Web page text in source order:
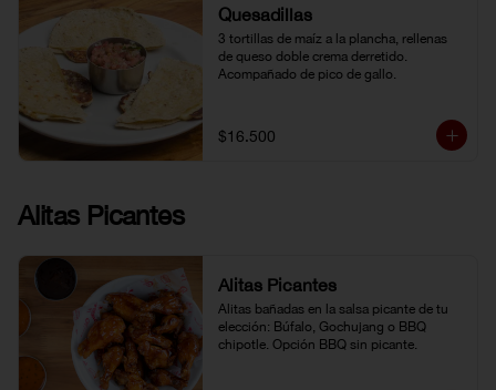
Quesadillas
3 tortillas de maíz a la plancha, rellenas
de queso doble crema derretido.
Acompañado de pico de gallo.
$16.500
Alitas Picantes
Alitas Picantes
Alitas bañadas en la salsa picante de tu
elección: Búfalo, Gochujang o BBQ
chipotle. Opción BBQ sin picante.